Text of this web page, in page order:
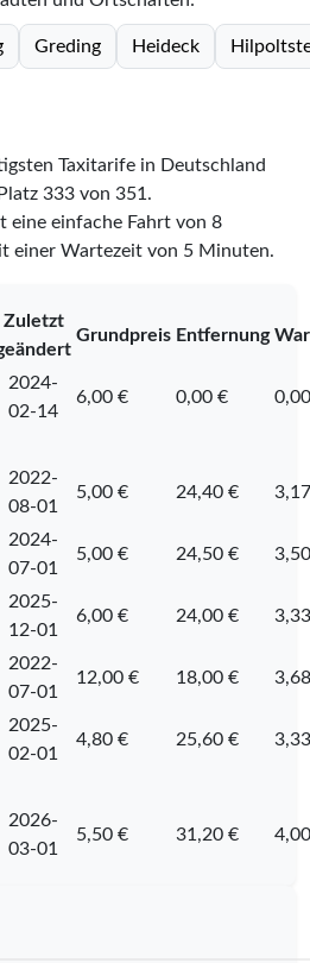
Greding Heideck
Taxitarife in Deutschland
333 von 351.
eine einfache Fahrt von 8
einer Wartezeit von 5 Minuten.
Zuletzt
Grundpreis Entfernung
2024-
02-14
6,00 € 0,00 €
2022-
08-01
5,00 € 24,40 €
2024-
07-01
5,00 € 24,50 €
2025-
12-01
6,00 € 24,00 €
2022-
07-01
12,00 € 18,00 €
2025-
02-01
4,80 € 25,60 €
2026-
03-01
5,50 € 31,20 €